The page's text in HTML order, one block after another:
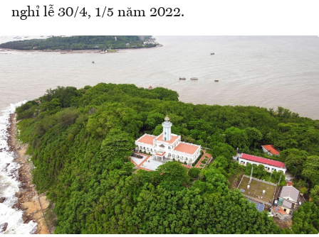
nghỉ lễ 30/4, 1/5 năm 2022.